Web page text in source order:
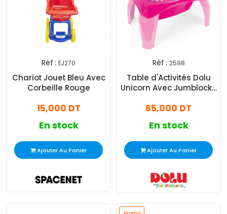
Réf : EJ270
Chariot Jouet Bleu Avec
Corbeille Rouge
15,000 DT
En stock
Ajouter Au Panier
Réf : 2598
Table d'Activités Dolu
Unicorn Avec Jumblocks
65,000 DT
En stock
Ajouter Au Panier